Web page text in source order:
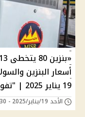
أسعار البنزين
19 يناير 2025 | "تفويلتك بكام النهاردة؟"
الأحد 19/يناير/2025 - 01:30 ص